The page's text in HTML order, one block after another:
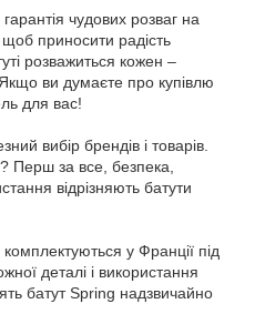
чудових розваг на
приносити радість
розважиться кожен –
ви думаєте про купівлю
для вас!
вибір брендів і товарів.
Перш за все, безпека,
відрізняють батути
у Франції під
деталі і використання
батут Spring надзвичайно